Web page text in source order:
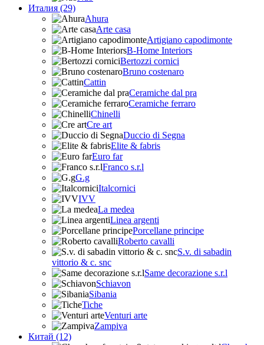
Италия (29)
Ahura
Arte casa
Artigiano capodimonte
B-Home Interiors
Bertozzi cornici
Bruno costenaro
Cattin
Ceramiche dal pra
Ceramiche ferraro
Chinelli
Cre art
Duccio di Segna
Elite & fabris
Euro far
Franco s.r.l
G.g
Italcornici
IVV
La medea
Linea argenti
Porcellane principe
Roberto cavalli
S.v. di sabadin
vittorio & c. snc
Same decorazione s.r.l
Schiavon
Sibania
Tiche
Venturi arte
Zampiva
Китай (12)